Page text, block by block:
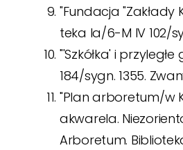
"Fundacja "Zakłady
teka Ia/6-M IV 102/
"'Szkółka' i
184/sygn. 1355.
"Plan arboretum/w
akwarela.
Arboretum.